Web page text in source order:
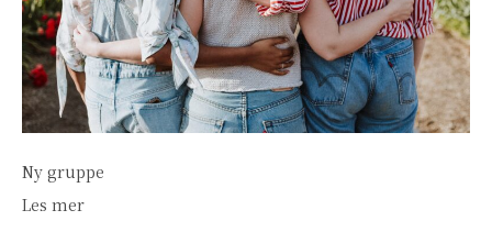
Ny gruppe
Les mer